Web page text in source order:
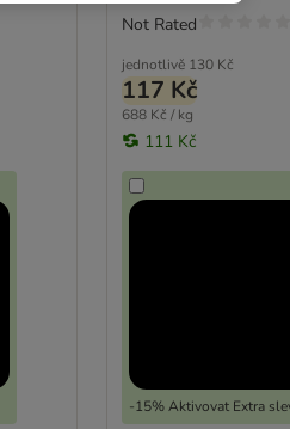
jednotlivě 130 Kč
117 Kč
688 Kč / kg
111 Kč
-15% Aktivovat Extra
Not Rated